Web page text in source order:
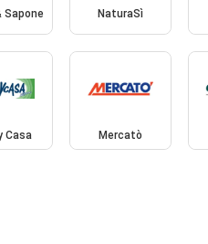
Sapone NaturaSì
Casa Mercatò